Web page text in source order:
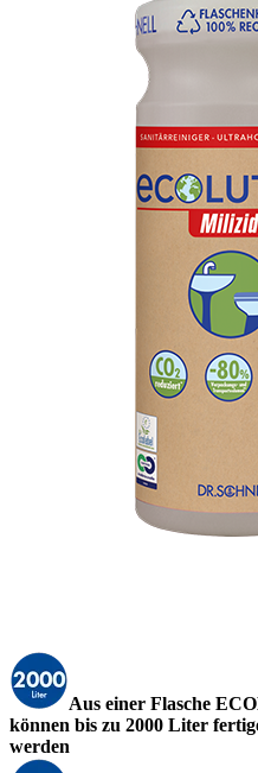
Aus einer Flasche
können bis zu 2000 Liter
werden